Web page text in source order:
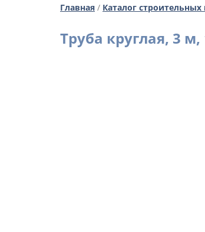
Главная / Каталог
Труба круглая, 3